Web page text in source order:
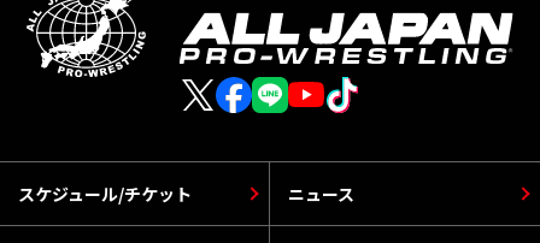
スケジュール/チケット ニュース